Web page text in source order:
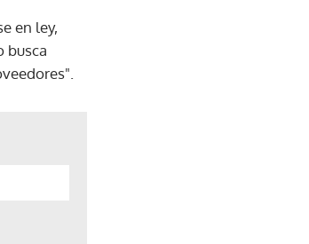
en ley,
busca